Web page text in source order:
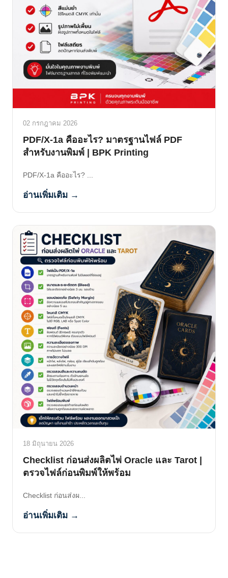
02 กรกฎาคม 2026
PDF/X-1a คืออะไร? มาตรฐานไฟล์ PDF
สำหรับงานพิมพ์ | BPK Printing
PDF/X-1a คืออะไร? ...
อ่านเพิ่มเติม →
18 มิถุนายน 2026
Checklist ก่อนส่งผลิตไพ่ Oracle และ Tarot |
ตรวจไฟล์ก่อนพิมพ์ให้พร้อม
Checklist ก่อนส่งผ...
อ่านเพิ่มเติม →